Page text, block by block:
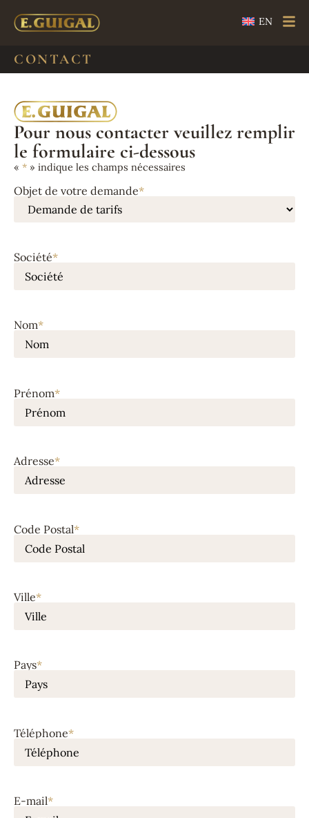
EN
CONTACT
Pour nous contacter veuillez remplir
le formulaire ci-dessous
« * » indique les champs nécessaires
Objet de votre demande*
Société*
Nom*
Prénom*
Adresse*
Code Postal*
Ville*
Pays*
Téléphone*
E-mail*